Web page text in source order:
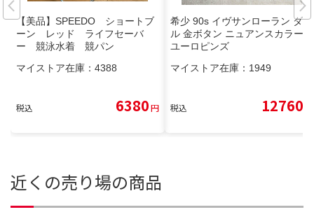
【美品】SPEEDO ショートブ
ーン レッド ライフセーバ
ー 競泳水着 競パン
マイストア在庫： 4388
税込 6380円
希少 90s イヴサンローラン ダブ
ル 金ボタン ニュアンスカラー
ユーロピンズ
マイストア在庫： 1949
税込 12760
近くの売り場の商品